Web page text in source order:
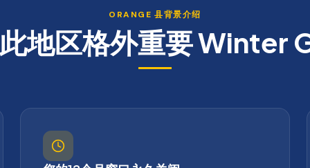
ORANGE 县背景介绍
地区格外重要Winter